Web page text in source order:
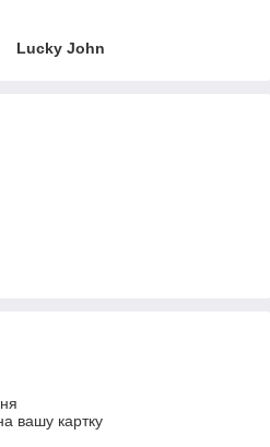
Lucky John
вашу картку